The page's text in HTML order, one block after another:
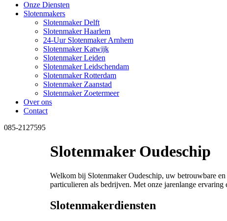
Onze Diensten
Slotenmakers
Slotenmaker Delft
Slotenmaker Haarlem
24-Uur Slotenmaker Arnhem
Slotenmaker Katwijk
Slotenmaker Leiden
Slotenmaker Leidschendam
Slotenmaker Rotterdam
Slotenmaker Zaanstad
Slotenmaker Zoetermeer
Over ons
Contact
085-2127595
Slotenmaker Oudeschip
Welkom bij Slotenmaker Oudeschip, uw betrouwbare
particulieren als bedrijven. Met onze jarenlange
Slotenmakerdiensten